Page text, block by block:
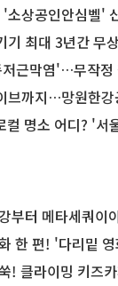
소상공인안심벨'
최대 3년간 무상 대
막염'…무작정 참지
브까지…망원한강
명소 어디? '서울
메타세쿼이아 숲길까
한 편! '다리밑
! 클라이밍 키즈